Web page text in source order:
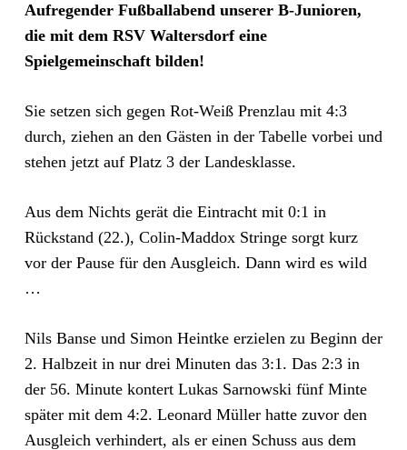
Aufregender Fußballabend unserer B-Junioren,
die mit dem RSV Waltersdorf eine
Spielgemeinschaft bilden!
Sie setzen sich gegen Rot-Weiß Prenzlau mit 4:3
durch, ziehen an den Gästen in der Tabelle vorbei und
stehen jetzt auf Platz 3 der Landesklasse.
Aus dem Nichts gerät die Eintracht mit 0:1 in
Rückstand (22.), Colin-Maddox Stringe sorgt kurz
vor der Pause für den Ausgleich. Dann wird es wild
…
Nils Banse und Simon Heintke erzielen zu Beginn der
2. Halbzeit in nur drei Minuten das 3:1. Das 2:3 in
der 56. Minute kontert Lukas Sarnowski fünf Minte
später mit dem 4:2. Leonard Müller hatte zuvor den
Ausgleich verhindert, als er einen Schuss aus dem